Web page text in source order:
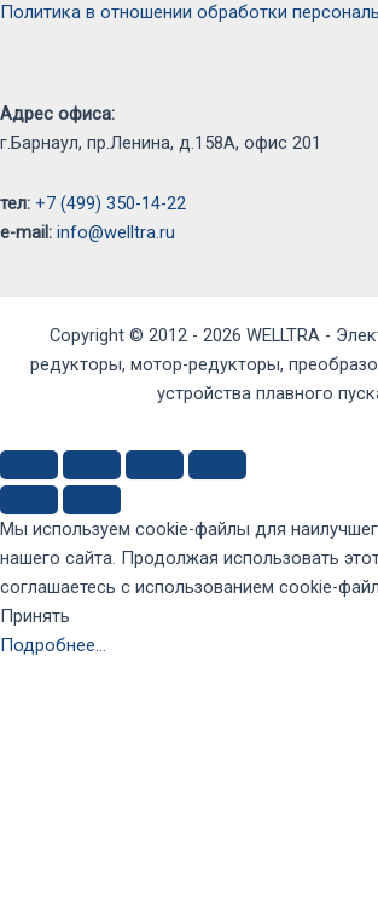
Политика в отношении обработки
Адрес офиса:
г.Барнаул, пр.Ленина, д.158А, офис 201
тел: +7 (499) 350-14-22
e-mail: info@welltra.ru
Copyright © 2012 - 2026 WELLTRA -
редукторы, мотор-редукторы,
устройства плавного
Мы используем cookie-файлы для
нашего сайта. Продолжая использовать
соглашаетесь с использованием cookie-
Принять
Подробнее…